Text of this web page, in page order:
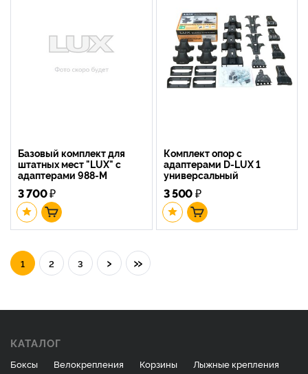
Базовый комплект для
штатных мест "LUX" с
адаптерами 988-M
3 700₽
Комплект опор с
адаптерами D-LUX 1
универсальный
3 500₽
1 2 3 › »
КАТАЛОГ
Боксы Велокрепления Корзины
Лыжные крепления